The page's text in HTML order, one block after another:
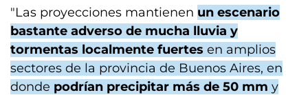
"Las proyecciones mantienen un escenario
bastante adverso de mucha lluvia y
tormentas localmente fuertes en amplios
sectores de la provincia de Buenos Aires, en
donde podrían precipitar más de 50 mm y